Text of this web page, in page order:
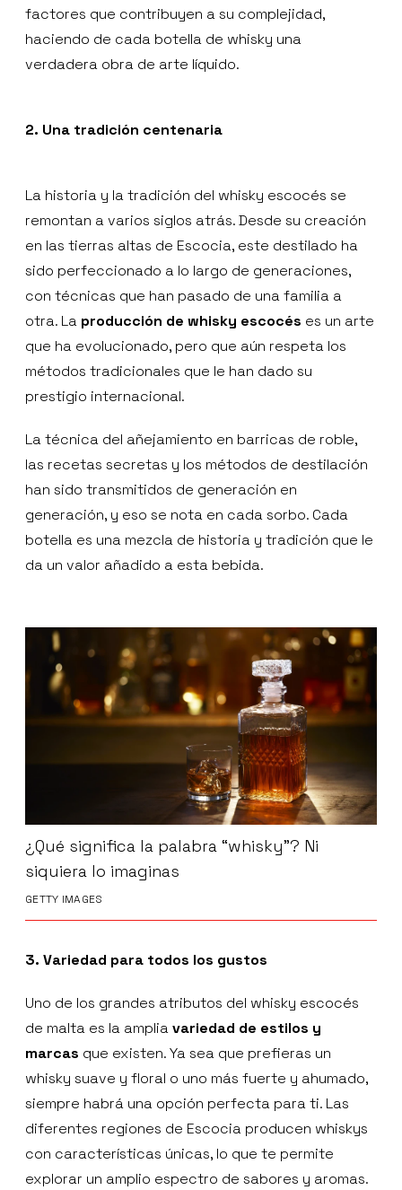
factores que contribuyen a su complejidad,
haciendo de cada botella de whisky una
verdadera obra de arte líquido.
2. Una tradición centenaria
La historia y la tradición del whisky escocés se
remontan a varios siglos atrás. Desde su creación
en las tierras altas de Escocia, este destilado ha
sido perfeccionado a lo largo de generaciones,
con técnicas que han pasado de una familia a
otra. La producción de whisky escocés es un arte
que ha evolucionado, pero que aún respeta los
métodos tradicionales que le han dado su
prestigio internacional.
La técnica del añejamiento en barricas de roble,
las recetas secretas y los métodos de destilación
han sido transmitidos de generación en
generación, y eso se nota en cada sorbo. Cada
botella es una mezcla de historia y tradición que le
da un valor añadido a esta bebida.
¿Qué significa la palabra “whisky”? Ni
siquiera lo imaginas
GETTY IMAGES
3. Variedad para todos los gustos
Uno de los grandes atributos del whisky escocés
de malta es la ampliavariedad de estilos y
marcas que existen. Ya sea que prefieras un
whisky suave y floral o uno más fuerte y ahumado,
siempre habrá una opción perfecta para ti. Las
diferentes regiones de Escocia producen whiskys
con características únicas, lo que te permite
explorar un amplio espectro de sabores y aromas.